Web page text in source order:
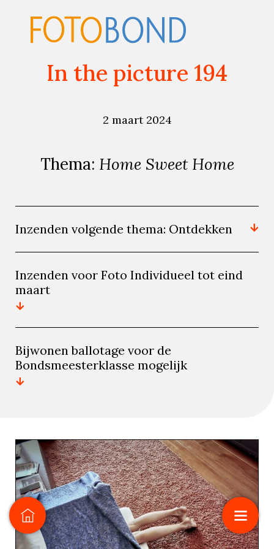
In the picture 194
2 maart 2024
Thema: Home Sweet Home
Inzenden volgende thema: Ontdekken
Inzenden voor Foto Individueel tot eind
maart
Bijwonen ballotage voor de
Bondsmeesterklasse mogelijk